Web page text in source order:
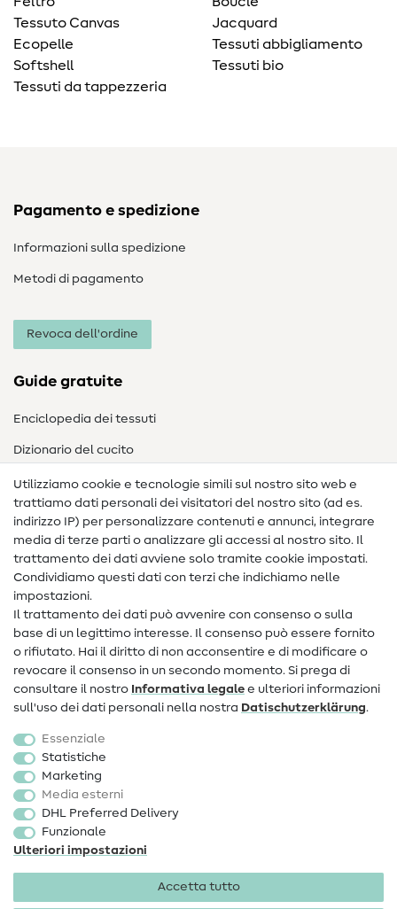
Tessuto Canvas
Ecopelle
Softshell
Tessuti da tappezzeria
Jacquard
Tessuti abbigliamento
Tessuti bio
Pagamento e spedizione
Informazioni sulla spedizione
Metodi di pagamento
Revoca dell'ordine
Guide gratuite
Enciclopedia dei tessuti
Dizionario del cucito
Nähanleitungen
Assistenza e contatto
Contatto
Informazioni sul nuovo proprietario
FAQ
Diritto di recesso
Popolare
Accessori cucito
Sale
Utilizziamo cookie e tecnologie simili sul nostro sito web e
trattiamo dati personali dei visitatori del nostro sito (ad es.
indirizzo IP) per personalizzare contenuti e annunci, integrare
media di terze parti o analizzare gli accessi al nostro sito. Il
trattamento dei dati avviene solo tramite cookie impostati.
Condividiamo questi dati con terzi che indichiamo nelle
impostazioni.
Il trattamento dei dati può avvenire con consenso o sulla
base di un legittimo interesse. Il consenso può essere fornito
o rifiutato. Hai il diritto di non acconsentire e di modificare o
revocare il consenso in un secondo momento. Si prega di
consultare il nostro Informativa legale e ulteriori informazioni
sull'uso dei dati personali nella nostra Dati­schutz­erklärung.
Essenziale
Statistiche
Marketing
Media esterni
DHL Preferred Delivery
Funzionale
Ulteriori impostazioni
Accetta tutto
Informazioni legali
Privacy Condizioni generali